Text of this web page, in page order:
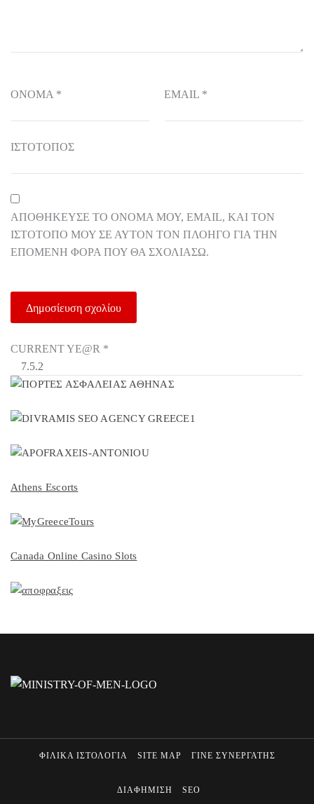
ΌΝΟΜΑ * EMAIL *
ΙΣΤΌΤΟΠΟΣ
ΑΠΟΘΉΚΕΥΣΕ ΤΟ ΌΝΟΜΆ ΜΟΥ, EMAIL, ΚΑΙ ΤΟΝ
ΙΣΤΌΤΟΠΟ ΜΟΥ ΣΕ ΑΥΤΌΝ ΤΟΝ ΠΛΟΗΓΌ ΓΙΑ ΤΗΝ
ΕΠΌΜΕΝΗ ΦΟΡΆ ΠΟΥ ΘΑ ΣΧΟΛΙΆΣΩ.
CURRENT YE@R *
Athens Escorts
Canada Online Casino Slots
ΦΙΛΙΚΑ ΙΣΤΟΛΟΓΙΑ SITE MAP ΓΙΝΕ ΣΥΝΕΡΓΑΤΗΣ
ΔΙΑΦΗΜΙΣΗ SEO